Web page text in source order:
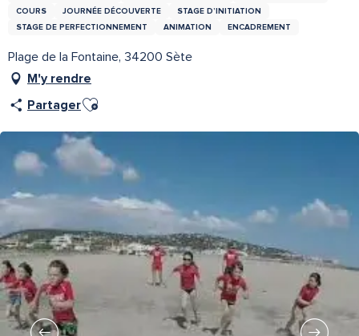
Mèze
Mireval
Montbazin
COURS
JOURNÉE DÉCOUVERTE
STAGE D’INITIATION
STAGE DE PERFECTIONNEMENT
ANIMATION ENCADREMENT
Plage de la Fontaine, 34200 Sète
M'y rendre
PartagerAjouter aux favoris